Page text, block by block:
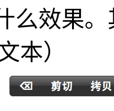
么效果。
本）